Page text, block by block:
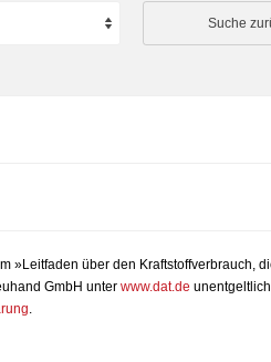
Suche
»Leitfaden über den Kraftstoffverbrauch,
GmbH unter www.dat.de
.